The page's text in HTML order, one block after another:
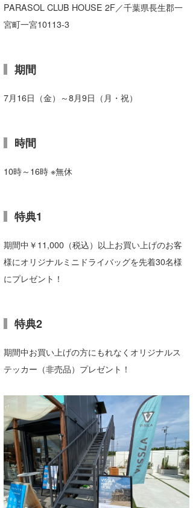
PARASOL CLUB HOUSE 2F／千葉県長生郡一
宮町一宮10113-3
期間
7月16日（金）～8月9日（月・祝）
時間
10時～16時 ※無休
特典1
期間中￥11,000（税込）以上お買い上げのお客
様にオリジナルミニドライバッグを先着30名様
にプレゼント！
特典2
期間中お買い上げの方にもれなくオリジナルス
テッカー（非売品）プレゼント！
S.K
VAGY
waka☆=
たっちー
ハンマー
三輪予報士
小川予報士
唐澤予報士
SancheZ
ゴン
米山予報士
wanda
予報士 hiro.
banpaku
Mr.K